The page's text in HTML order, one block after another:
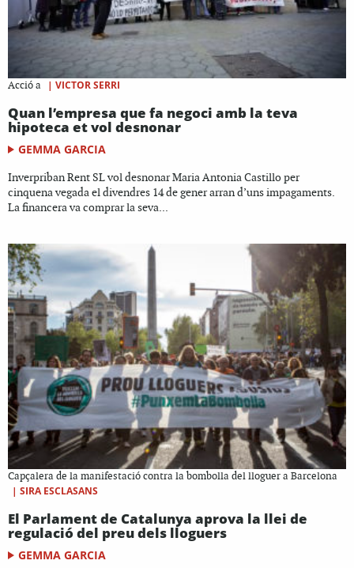
Acció a | VICTOR SERRI
Quan l’empresa que fa negoci amb la teva
hipoteca et vol desnonar
GEMMA GARCIA
Inverpriban Rent SL vol desnonar Maria Antonia Castillo per
cinquena vegada el divendres 14 de gener arran d’uns impagaments.
La financera va comprar la seva...
Capçalera de la manifestació contra la bombolla del lloguer a Barcelona
| SIRA ESCLASANS
El Parlament de Catalunya aprova la llei de
regulació del preu dels lloguers
GEMMA GARCIA